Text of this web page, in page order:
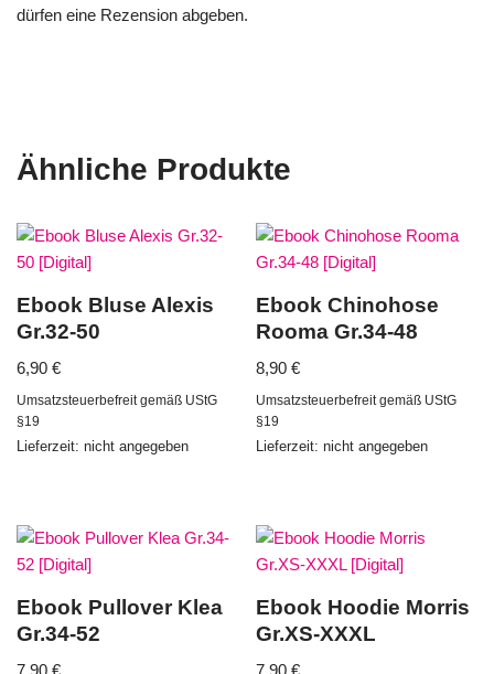
dürfen eine Rezension abgeben.
Ähnliche Produkte
Ebook Bluse Alexis
Gr.32-50
6,90 €
Umsatzsteuerbefreit gemäß UStG
§19
Lieferzeit: nicht angegeben
Ebook Chinohose
Rooma Gr.34-48
8,90€
Umsatzsteuerbefreit gemäß UStG
§19
Lieferzeit: nicht angegeben
Ebook Pullover Klea
Gr.34-52
Ebook Hoodie Morris
Gr.XS-XXXL